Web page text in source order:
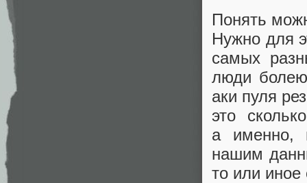
Понять
Нужно для
самых
люди
аки пуля
это
а именно,
нашим
то или